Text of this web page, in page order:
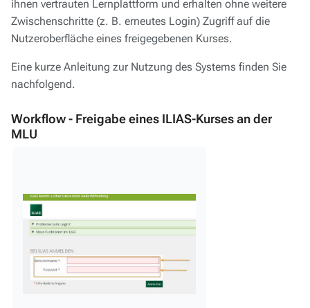
ihnen vertrauten Lernplattform und erhalten ohne weitere
Zwischenschritte (z. B. erneutes Login) Zugriff auf die
Nutzeroberfläche eines freigegebenen Kurses.
Eine kurze Anleitung zur Nutzung des Systems finden Sie
nachfolgend.
Workflow - Freigabe eines ILIAS-Kurses an der
MLU